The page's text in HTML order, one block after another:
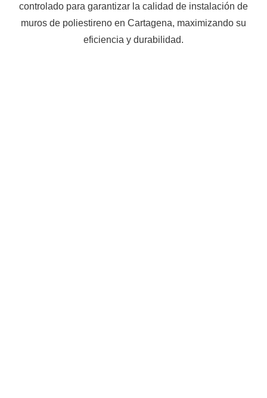
controlado para garantizar la calidad de instalación de
muros de poliestireno en Cartagena, maximizando su
eficiencia y durabilidad.